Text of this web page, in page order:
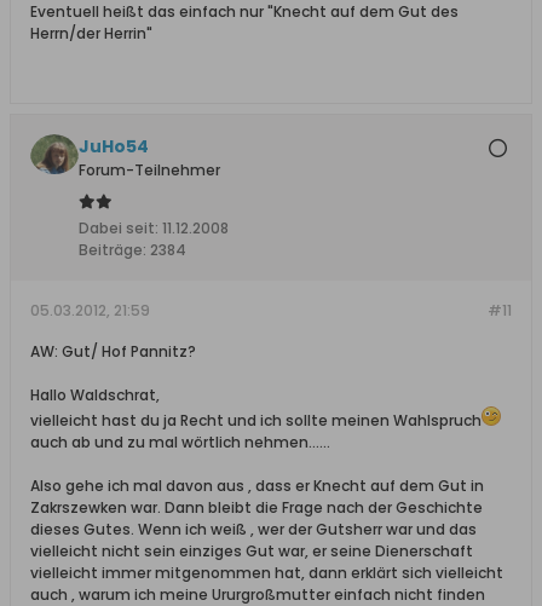
Eventuell heißt das einfach nur "Knecht auf dem Gut des
Herrn/der Herrin"
JuHo54
Forum-Teilnehmer
Dabei seit: 11.12.2008
Beiträge: 2384
#11
05.03.2012, 21:59
AW: Gut/ Hof Pannitz?
Hallo Waldschrat,
vielleicht hast du ja Recht und ich sollte meinen Wahlspruch
auch ab und zu mal wörtlich nehmen......
Also gehe ich mal davon aus , dass er Knecht auf dem Gut in
Zakrszewken war. Dann bleibt die Frage nach der Geschichte
dieses Gutes. Wenn ich weiß , wer der Gutsherr war und das
vielleicht nicht sein einziges Gut war, er seine Dienerschaft
vielleicht immer mitgenommen hat, dann erklärt sich vielleicht
auch , warum ich meine Ururgroßmutter einfach nicht finden